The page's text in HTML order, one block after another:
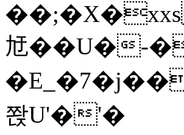
㝼��U�-
쫝U'�'�